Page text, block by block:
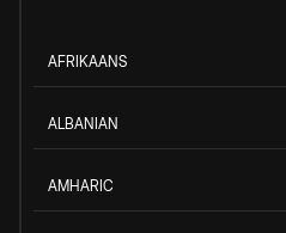
AFRIKAANS
ALBANIAN
AMHARIC